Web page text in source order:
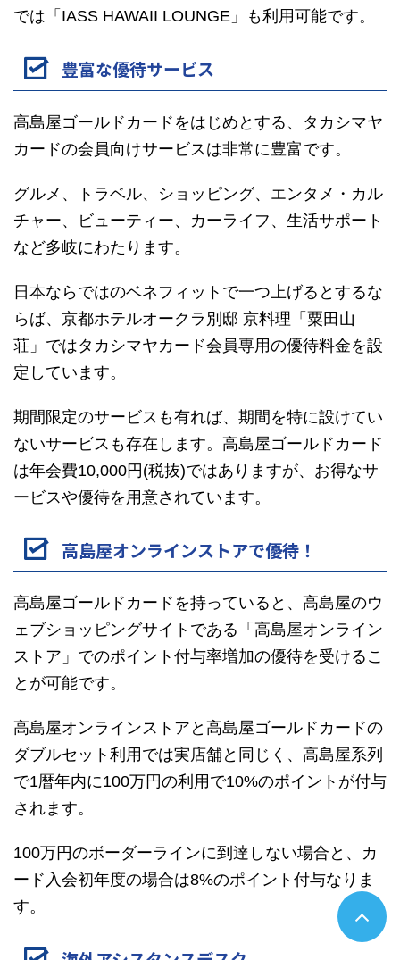
では「IASS HAWAII LOUNGE」も利用可能です。
豊富な優待サービス
高島屋ゴールドカードをはじめとする、タカシマヤ
カードの会員向けサービスは非常に豊富です。
グルメ、トラベル、ショッピング、エンタメ・カル
チャー、ビューティー、カーライフ、生活サポート
など多岐にわたります。
日本ならではのベネフィットで一つ上げるとするな
らば、京都ホテルオークラ別邸 京料理「粟田山
荘」ではタカシマヤカード会員専用の優待料金を設
定しています。
期間限定のサービスも有れば、期間を特に設けてい
ないサービスも存在します。高島屋ゴールドカード
は年会費10,000円(税抜)ではありますが、お得なサ
ービスや優待を用意されています。
高島屋オンラインストアで優待！
高島屋ゴールドカードを持っていると、高島屋のウ
ェブショッピングサイトである「高島屋オンライン
ストア」でのポイント付与率増加の優待を受けるこ
とが可能です。
高島屋オンラインストアと高島屋ゴールドカードの
ダブルセット利用では実店舗と同じく、高島屋系列
で1暦年内に100万円の利用で10%のポイントが付与
されます。
100万円のボーダーラインに到達しない場合と、カ
ード入会初年度の場合は8%のポイント付与なりま
す。